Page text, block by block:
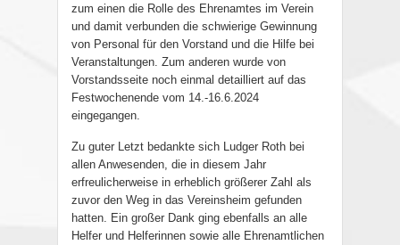
zum einen die Rolle des Ehrenamtes im Verein
und damit verbunden die schwierige Gewinnung
von Personal für den Vorstand und die Hilfe bei
Veranstaltungen. Zum anderen wurde von
Vorstandsseite noch einmal detailliert auf das
Festwochenende vom 14.-16.6.2024
eingegangen.
Zu guter Letzt bedankte sich Ludger Roth bei
allen Anwesenden, die in diesem Jahr
erfreulicherweise in erheblich größerer Zahl als
zuvor den Weg in das Vereinsheim gefunden
hatten. Ein großer Dank ging ebenfalls an alle
Helfer und Helferinnen sowie alle Ehrenamtlichen